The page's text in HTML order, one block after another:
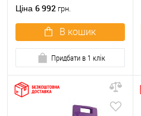
Ціна 6 992 грн.
В кошик
Придбати в 1 клік